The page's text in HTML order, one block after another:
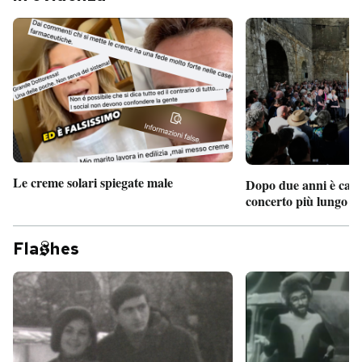
Le creme solari spiegate male
Dopo due anni è
concerto più lungo
Fla hes